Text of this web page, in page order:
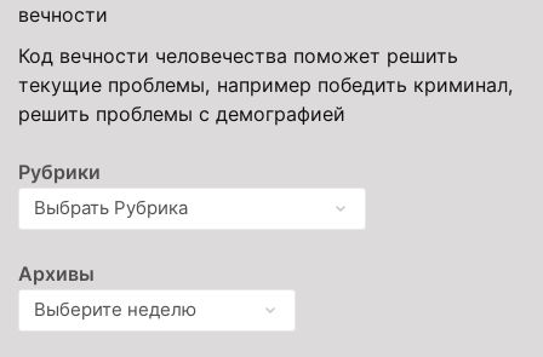
вечности
Код вечности человечества поможет решить
текущие проблемы, например победить криминал,
решить проблемы с демографией
Рубрики
Архивы